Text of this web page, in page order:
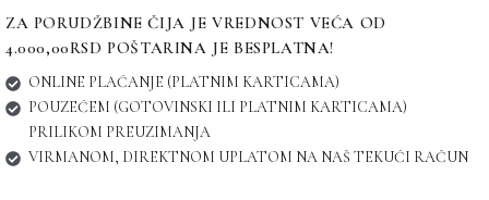
ZA PORUDŽBINE ČIJA JE VREDNOST VEĆA OD
4.000,00RSD POŠTARINA JE BESPLATNA!
ONLINE PLAĆANJE (PLATNIM KARTICAMA)
POUZEĆEM (GOTOVINSKI ILI PLATNIM KARTICAMA)
PRILIKOM PREUZIMANJA
VIRMANOM, DIREKTNOM UPLATOM NA NAŠ TEKUĆI RAČUN